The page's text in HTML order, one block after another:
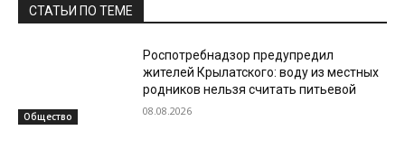
СТАТЬИ ПО ТЕМЕ
Общество
Роспотребнадзор предупредил
жителей Крылатского: воду из местных
родников нельзя считать питьевой
08.08.2026